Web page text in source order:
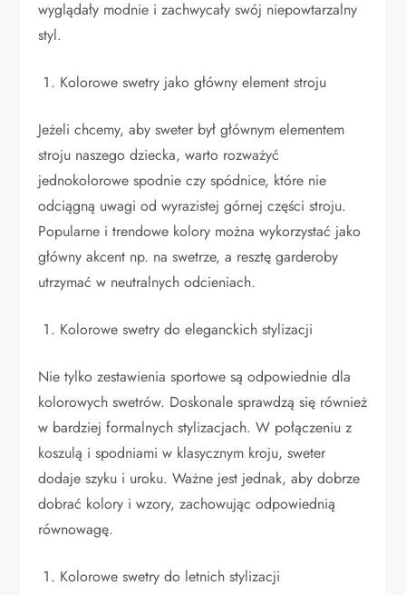
wyglądały modnie i zachwycały swój niepowtarzalny
styl.
Kolorowe swetry jako główny element stroju
Jeżeli chcemy, aby sweter był głównym elementem
stroju naszego dziecka, warto rozważyć
jednokolorowe spodnie czy spódnice, które nie
odciągną uwagi od wyrazistej górnej części stroju.
Popularne i trendowe kolory można wykorzystać jako
główny akcent np. na swetrze, a resztę garderoby
utrzymać w neutralnych odcieniach.
Kolorowe swetry do eleganckich stylizacji
Nie tylko zestawienia sportowe są odpowiednie dla
kolorowych swetrów. Doskonale sprawdzą się również
w bardziej formalnych stylizacjach. W połączeniu z
koszulą i spodniami w klasycznym kroju, sweter
dodaje szyku i uroku. Ważne jest jednak, aby dobrze
dobrać kolory i wzory, zachowując odpowiednią
równowagę.
Kolorowe swetry do letnich stylizacji